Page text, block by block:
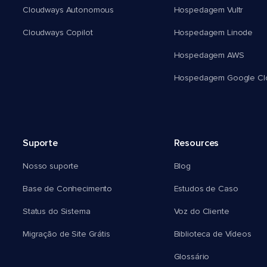
Cloudways Autonomous
Cloudways Copilot
Hospedagem Vultr
Hospedagem Linode
Hospedagem AWS
Hospedagem Google
Suporte
Nosso suporte
Base de Conhecimento
Status do Sistema
Migração de Site Grátis
Resources
Blog
Estudos de Caso
Voz do Cliente
Biblioteca de Vídeos
Glossário